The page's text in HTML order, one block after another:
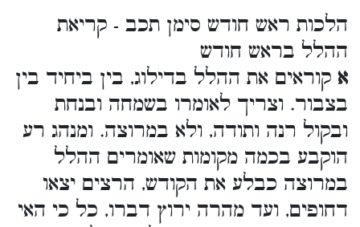
הלכות ראש חודש סימן תכב - קריאת
ההלל בראש חודש
א קוראים את ההלל בדילוג, בין ביחיד בין
בצבור. וצריך לאומרו בשמחה ובנחת
ובקול רנה ותודה, ולא במרוצה. ומנהג רע
הוקבע בכמה מקומות שאומרים ההלל
במרוצה כבלע את הקודש, הרצים יצאו
דחופים, ועד מהרה ירוץ דברו, כל כי האי